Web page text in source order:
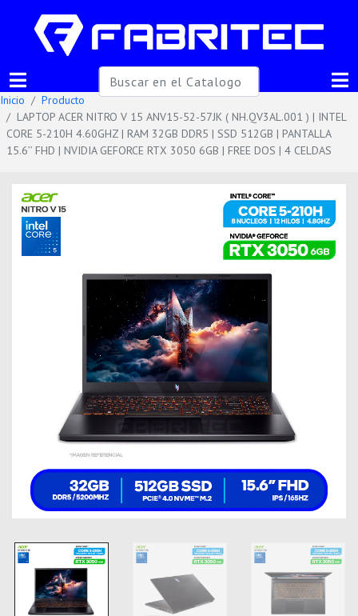
Inicio
Producto
LAPTOP ACER NITRO V 15 ANV15-52-57JK ( NH.QV3AL.001 ) | INTEL
CORE 5-210H 4.60GHZ | RAM 32GB DDR5 | SSD 512GB | PANTALLA
15.6’’ FHD | NVIDIA GEFORCE RTX 3050 6GB | FREE DOS | 4 CELDAS